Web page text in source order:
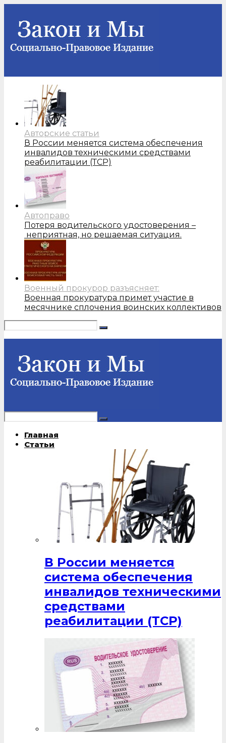
Авторские статьи
В России меняется система обеспечения
инвалидов техническими средствами
реабилитации (ТСР)
Автоправо
Потеря водительского удостоверения –
неприятная, но решаемая ситуация.
Военный прокурор разъясняет:
Военная прокуратура примет участие в
месячнике сплочения воинских коллективов
Главная
Статьи
В России меняется
система обеспечения
инвалидов техническими
средствами
реабилитации (ТСР)